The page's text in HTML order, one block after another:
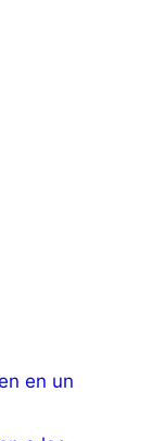
en un